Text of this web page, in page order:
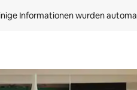
Informationen wurden